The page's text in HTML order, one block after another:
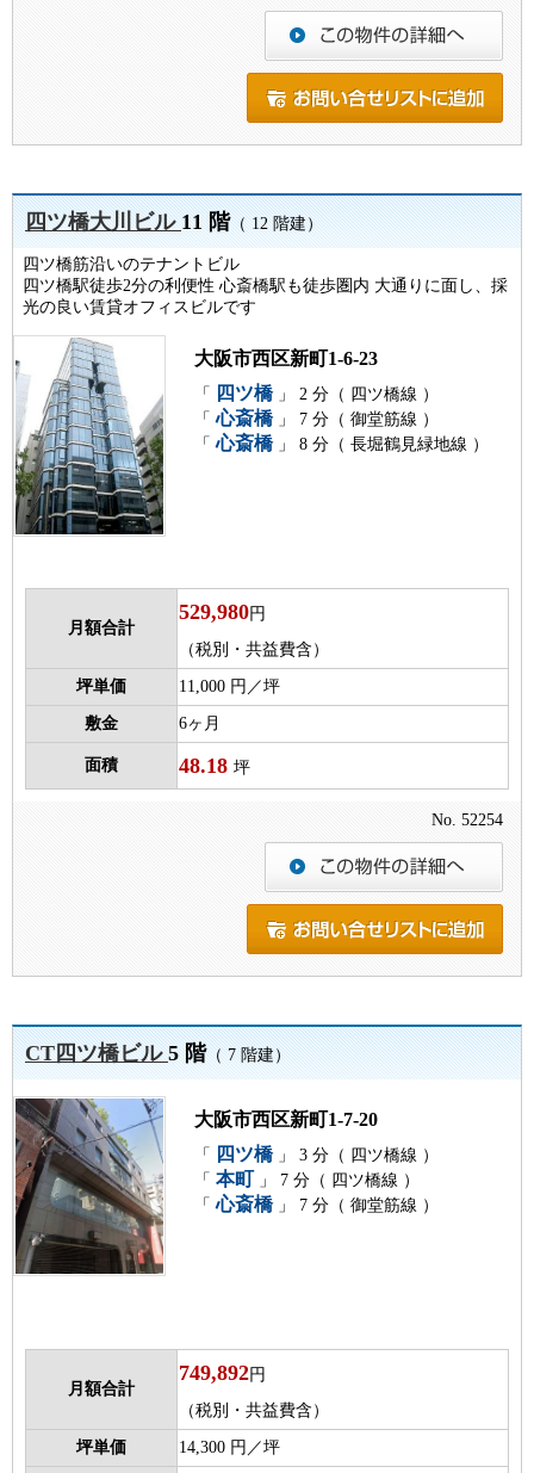
四ツ橋大川ビル11 階（ 12 階建）
四ツ橋筋沿いのテナントビル
四ツ橋駅徒歩2分の利便性 心斎橋駅も徒歩圏内 大通りに面し、採
光の良い賃貸オフィスビルです
大阪市西区新町1-6-23
「 四ツ橋 」 2 分（ 四ツ橋線 ）
「 心斎橋 」 7 分（ 御堂筋線 ）
「 心斎橋 」 8 分（ 長堀鶴見緑地線 ）
月額合計
529,980円
（税別・共益費含）
坪単価 11,000 円／坪
敷金 6ヶ月
面積 48.18 坪
No. 52254
CT四ツ橋ビル5 階（ 7 階建）
大阪市西区新町1-7-20
「 四ツ橋 」 3 分（ 四ツ橋線 ）
「 本町 」 7 分（ 四ツ橋線 ）
「 心斎橋 」 7 分（ 御堂筋線 ）
月額合計
749,892円
（税別・共益費含）
坪単価 14,300 円／坪